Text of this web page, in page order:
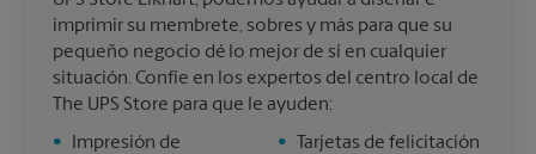
imprimir su membrete, sobres y más para que su
pequeño negocio dé lo mejor de sí en cualquier
situación. Confíe en los expertos del centro local de
The UPS Store para que le ayuden:
•
Impresión de
•
Tarjetas de felicitación